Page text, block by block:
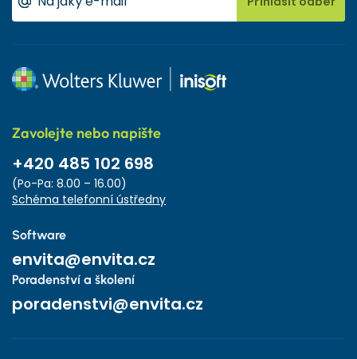
Zavolejte nebo napište
+420 485 102 698
(Po-Pa: 8.00 – 16.00)
Schéma telefonní ústředny
Software
envita@envita.cz
Poradenství a školení
poradenstvi@envita.cz